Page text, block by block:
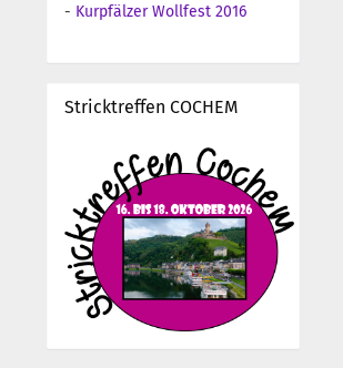
- Kurpfälzer Wollfest 2016
Stricktreffen COCHEM